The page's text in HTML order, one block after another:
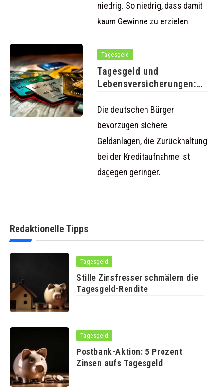
niedrig. So niedrig, dass damit
kaum Gewinne zu erzielen
Tagesgeld
Tagesgeld und
Lebensversicherungen:
den Deutschen
Die deutschen Bürger
bevorzugen sichere
Geldanlagen, die Zurückhaltung
bei der Kreditaufnahme ist
dagegen geringer.
Redaktionelle Tipps
Tagesgeld
Stille Zinsfresser schmälern die
Tagesgeld-Rendite
Tagesgeld
Postbank-Aktion: 5 Prozent
Zinsen aufs Tagesgeld